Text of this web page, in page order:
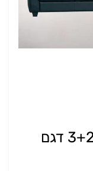
סלון - מערכת ישיבה סלון 3+2 דגם